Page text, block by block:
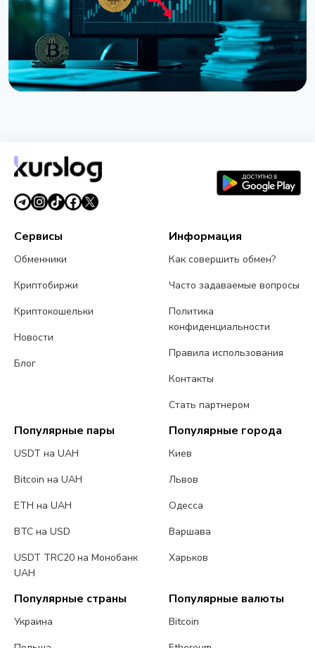
31 июля 2026 г.5 мин чтения
Сервисы
Обменники
Криптобиржи
Криптокошельки
Новости
Блог
Информация
Как совершить обмен?
Часто задаваемые вопросы
Политика
конфиденциальности
Правила использования
Контакты
Стать партнером
Популярные пары
USDT на UAH
Bitcoin на UAH
ETH на UAH
BTC на USD
USDT TRC20 на Монобанк
UAH
Популярные города
Киев
Львов
Одесса
Варшава
Харьков
Популярные страны
Украина
Популярные валюты
Bitcoin